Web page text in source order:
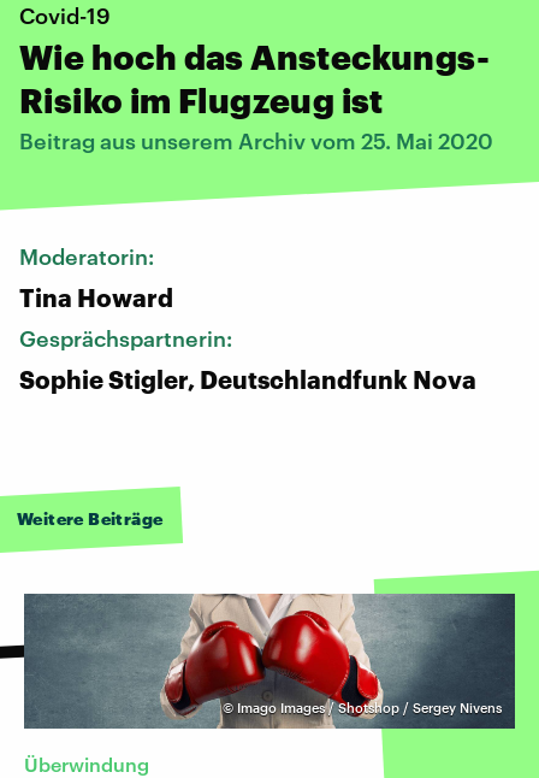
Covid-19
Wie hoch das Ansteckungs-
Risiko im Flugzeug ist
Beitrag aus unserem Archiv vom 25. Mai 2020
Moderatorin:
Tina Howard
Gesprächspartnerin:
Sophie Stigler, Deutschlandfunk Nova
Weitere Beiträge
© Imago Images / Shotshop / Sergey Nivens
Überwindung